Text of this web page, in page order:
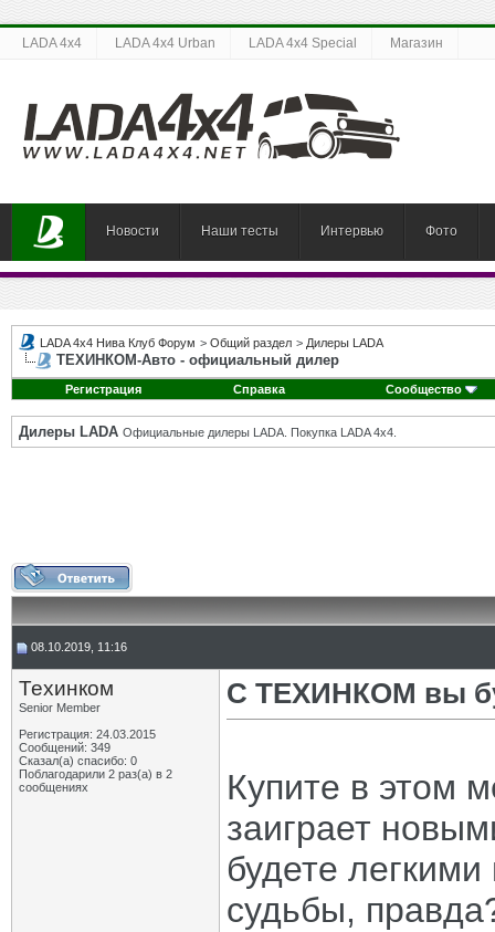
LADA 4x4 LADA 4x4 Urban LADA 4x4 Special Магазин
Новости Наши тесты Интервью Фото
LADA 4x4 Нива Клуб Форум > Общий раздел > Дилеры LADA
ТЕХИНКОМ-Авто - официальный дилер
Регистрация Справка Сообщество
Дилеры LADA Официальные дилеры LADA. Покупка LADA 4x4.
08.10.2019, 11:16
Техинком
Senior Member
Регистрация: 24.03.2015
Сообщений: 349
Сказал(а) спасибо: 0
Поблагодарили 2 раз(а) в 2
сообщениях
С ТЕХИНКОМ вы
Купите в этом
заиграет
будете
судьбы,